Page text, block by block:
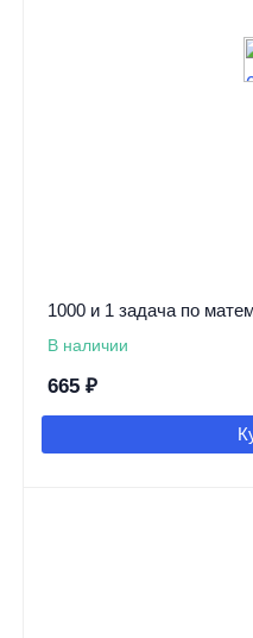
1000 и 1 задача по
В наличии
665 ₽